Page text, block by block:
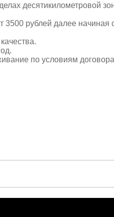
десятикилометровой
3500 рублей далее
по условиям